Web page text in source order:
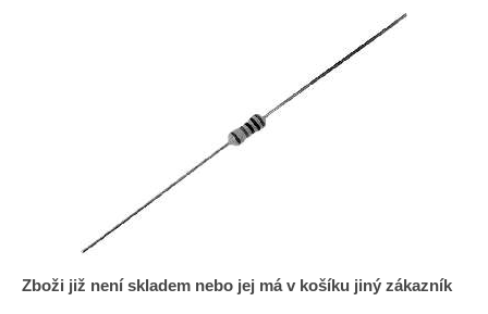
Zboži již není skladem nebo jej má v košíku jiný zákazník